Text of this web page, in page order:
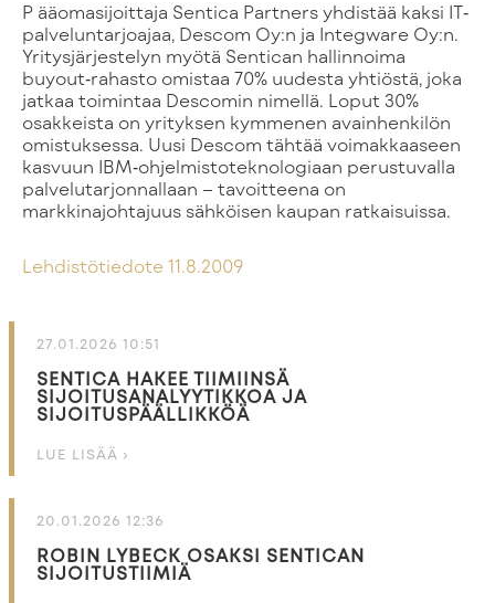
Pääomasijoittaja Sentica Partners yhdistää kaksi IT‐
palveluntarjoajaa, Descom Oy:n ja Integware Oy:n.
Yritysjärjestelyn myötä Sentican hallinnoima
buyout‐rahasto omistaa 70% uudesta yhtiöstä, joka
jatkaa toimintaa Descomin nimellä. Loput 30%
osakkeista on yrityksen kymmenen avainhenkilön
omistuksessa. Uusi Descom tähtää voimakkaaseen
kasvuun IBM‐ohjelmistoteknologiaan perustuvalla
palvelutarjonnallaan – tavoitteena on
markkinajohtajuus sähköisen kaupan ratkaisuissa.
Lehdistötiedote 11.8.2009
27.01.2026 10:51
SENTICA HAKEE TIIMIINSÄ
SIJOITUSANALYYTIKKOA JA
SIJOITUSPÄÄLLIKKÖÄ
LUE LISÄÄ ›
20.01.2026 12:36
ROBIN LYBECK OSAKSI SENTICAN
SIJOITUSTIIMIÄ